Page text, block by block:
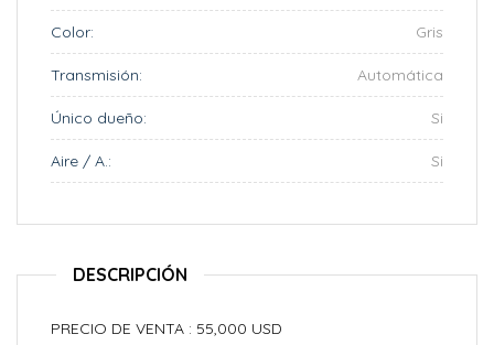
Color: Gris
Transmisión: Automática
Único dueño: Si
Aire / A.: Si
DESCRIPCIÓN
PRECIO DE VENTA : 55,000 USD